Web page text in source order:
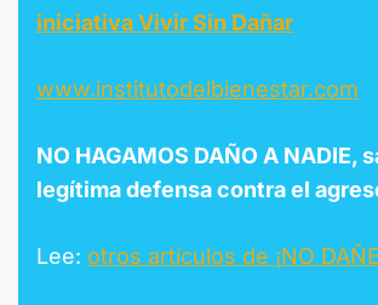
iniciativa Vivir Sin Dañar
www.institutodelbienestar.com
NO HAGAMOS DAÑO A NADIE,
legítima defensa contra el
Lee: otros artículos de ¡NO